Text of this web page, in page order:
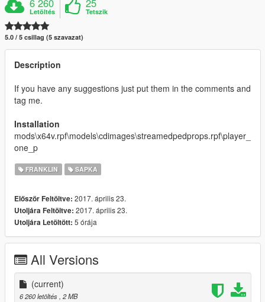
6 260
Letöltés
25
Tetszik
5.0 / 5 csillag (5 szavazat)
Description
If you have any suggestions just put them in the comments and
tag me.
Installation
mods\x64v.rpf\models\cdimages\streamedpedprops.rpf\player_
one_p
FRANKLIN SAPKA
Először Feltöltve: 2017. április 23.
Utoljára Feltöltve: 2017. április 23.
Utoljára Letöltött: 5 órája
All Versions
(current)
6 260 letöltés , 2 MB